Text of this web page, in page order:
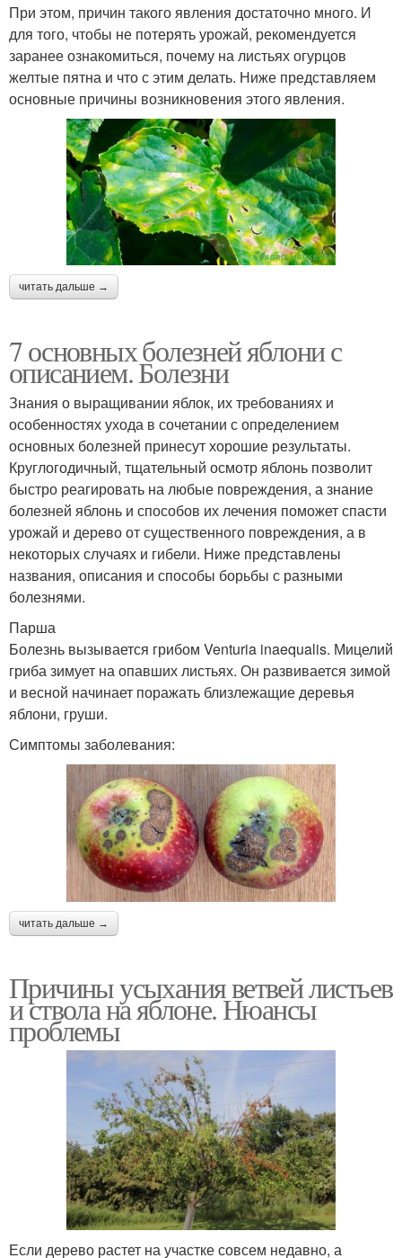
При этом, причин такого явления достаточно много. И
для того, чтобы не потерять урожай, рекомендуется
заранее ознакомиться, почему на листьях огурцов
желтые пятна и что с этим делать. Ниже представляем
основные причины возникновения этого явления.
читать дальше →
7 основных болезней яблони с
описанием. Болезни
Знания о выращивании яблок, их требованиях и
особенностях ухода в сочетании с определением
основных болезней принесут хорошие результаты.
Круглогодичный, тщательный осмотр яблонь позволит
быстро реагировать на любые повреждения, а знание
болезней яблонь и способов их лечения поможет спасти
урожай и дерево от существенного повреждения, а в
некоторых случаях и гибели. Ниже представлены
названия, описания и способы борьбы с разными
болезнями.
Парша
Болезнь вызывается грибом Venturia inaequalis. Мицелий
гриба зимует на опавших листьях. Он развивается зимой
и весной начинает поражать близлежащие деревья
яблони, груши.
Симптомы заболевания:
читать дальше →
Причины усыхания ветвей листьев
и ствола на яблоне. Нюансы
проблемы
Если дерево растет на участке совсем недавно, а